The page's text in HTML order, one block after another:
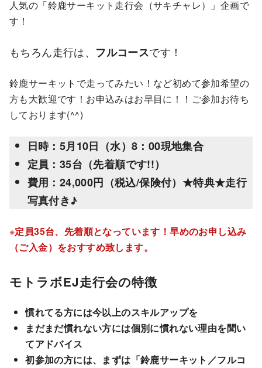
人気の「鈴鹿サーキット走行会（サキチャレ）」企画で
す！
もちろん走行は、 フルコースです！
鈴鹿サーキットで走ってみたい！など初めて参加希望の
方も大歓迎です！お申込みはお早目に！！ご参加お待ち
しております(^^)
日時：5月10日（水）8：00現地集合
定員：35台（先着順です!!）
費用：24,000円（税込/保険付）★特典★走行
写真付き♪
※定員35台、先着順となっています！早めのお申し込み
（ご入金）をおすすめ致します。
モトラボEJ走行会の特徴
慣れてる方には今以上のスキルアップを
まだまだ慣れない方には個別に慣れない理由を聞い
てアドバイス
初参加の方には、まずは「鈴鹿サーキット／フルコ